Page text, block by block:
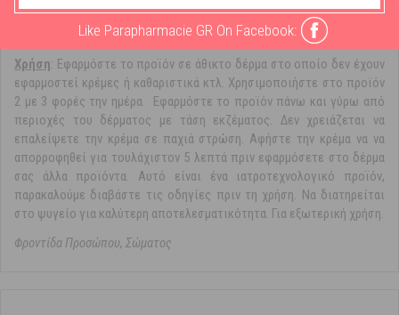
91% μέσα σε 7 ημέρες*.
*Κλινική μελέτη, 43 άτομα.
Χρήση: Εφαρμόστε το προϊόν σε άθικτο δέρμα στο οποίο δεν έχουν
εφαρμοστεί κρέμες ή καθαριστικά κτλ. Χρησιμοποιήστε στο προϊόν
2 με 3 φορές την ημέρα. Εφαρμόστε το προϊόν πάνω και γύρω από
περιοχές του δέρματος με τάση εκζέματος. Δεν χρειάζεται να
επαλείψετε την κρέμα σε παχιά στρώση. Αφήστε την κρέμα να να
απορροφηθεί για τουλάχιστον 5 λεπτά πριν εφαρμόσετε στο δέρμα
σας άλλα προϊόντα. Αυτό είναι ένα ιατροτεχνολογικό προϊόν,
παρακαλούμε διαβάστε τις οδηγίες πριν τη χρήση. Να διατηρείται
στο ψυγείο για καλύτερη αποτελεσματικότητα. Για εξωτερική χρήση.
Φροντίδα Προσώπου, Σώματος
Like Parapharmacie GR On Facebook: